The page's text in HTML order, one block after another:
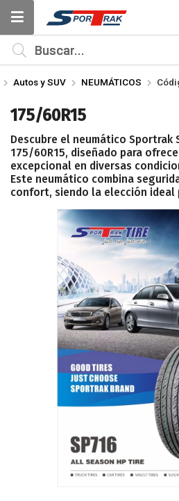
Compartir por email
Enviar
MI
Autos y SUV NEUMÁTICOS
175/60R15
Descubre el neumático Sportrak
175/60R15, diseñado para
excepcional en diversas
Este neumático combina
confort, siendo la elección ideal